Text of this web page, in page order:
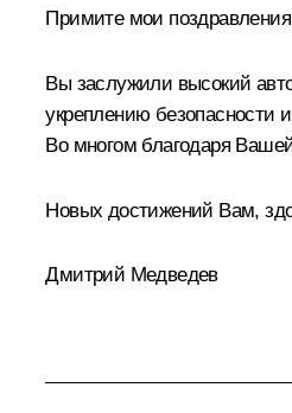
Примите мои
Вы заслужили высокий
укреплению безопасности
Во многом благодаря
Новых достижений Вам,
Дмитрий Медведев